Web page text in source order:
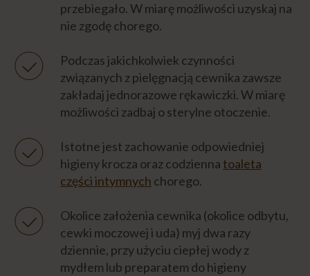
przebiegało. W miarę możliwości uzyskaj na
nie zgodę chorego.
Podczas jakichkolwiek czynności
związanych z pielęgnacją cewnika zawsze
zakładaj jednorazowe rękawiczki. W miarę
możliwości zadbaj o sterylne otoczenie.
Istotne jest zachowanie odpowiedniej
higieny krocza oraz codziennatoaleta
części intymnych chorego.
Okolice założenia cewnika (okolice odbytu,
cewki moczowej i uda) myj dwa razy
dziennie, przy użyciu ciepłej wody z
mydłem lub preparatem do higieny